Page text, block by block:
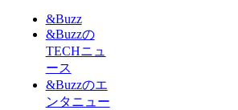
&Buzz
&Buzzの
TECHニュ
ース
&Buzzのエ
ンタニュー